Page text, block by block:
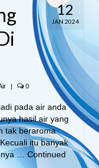
12
JAN 2024
| 0
pada air anda
hasil air yang
tak beraroma
itu banyak
… Continued